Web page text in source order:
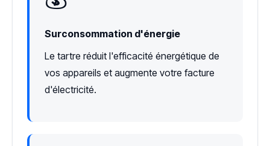
Surconsommation d'énergie
Le tartre réduit l'efficacité énergétique de
vos appareils et augmente votre facture
d'électricité.